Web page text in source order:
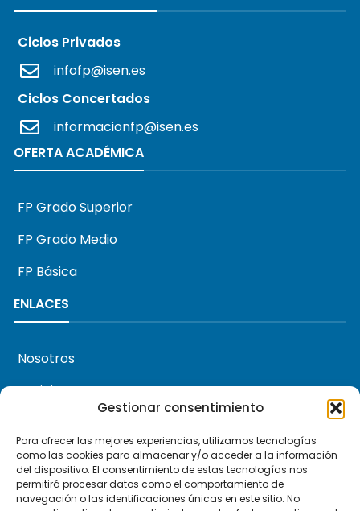
Gestionar consentimiento
Para ofrecer las mejores experiencias, utilizamos tecnologías
como las cookies para almacenar y/o acceder a la información
del dispositivo. El consentimiento de estas tecnologías nos
permitirá procesar datos como el comportamiento de
navegación o las identificaciones únicas en este sitio. No
Ciclos Privados
infofp@isen.es
Ciclos Concertados
informacionfp@isen.es
OFERTA ACADÉMICA
FP Grado Superior
FP Grado Medio
FP Básica
ENLACES
Nosotros
Noticias
About us
Contacto Llámanos